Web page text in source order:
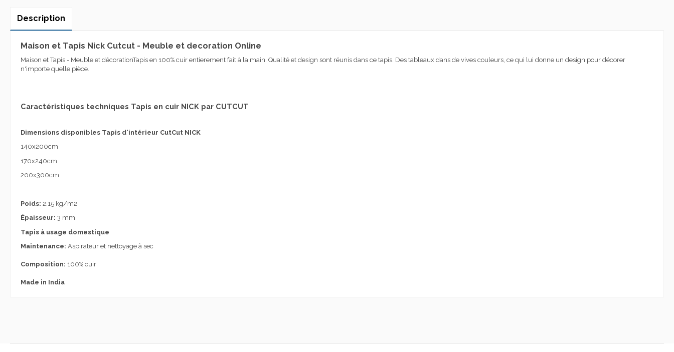
Description
Maison et Tapis Nick Cutcut - Meuble et decoration Online
Maison et Tapis - Meuble et décorationTapis en 100% cuir entierement fait à la main. Qualité et design sont réunis dans ce tapis. Des tableaux dans de vives couleurs, ce qui lui donne un design pour décorer
n'importe quelle pièce.
Caractéristiques techniques Tapis en cuir NICK par CUTCUT
Dimensions disponibles Tapis d'intérieur CutCut NICK
140x200cm
170x240cm
200x300cm
Poids: 2.15 kg/m2
Épaisseur: 3 mm
Tapis à usage domestique
Maintenance: Aspirateur et nettoyage à sec
Composition: 100% cuir
Made in India